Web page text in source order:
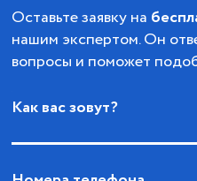
Оставьте заявку на
нашим экспертом. Он
вопросы и поможет
Как вас зовут?